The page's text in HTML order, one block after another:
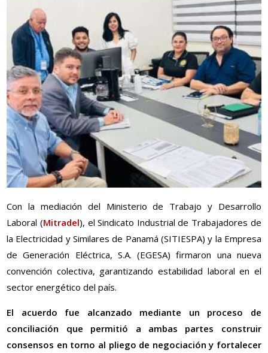
Con la mediación del Ministerio de Trabajo y Desarrollo
Laboral (Mitradel), el Sindicato Industrial de Trabajadores de
la Electricidad y Similares de Panamá (SITIESPA) y la Empresa
de Generación Eléctrica, S.A. (EGESA) firmaron una nueva
convención colectiva, garantizando estabilidad laboral en el
sector energético del país.
El acuerdo fue alcanzado mediante un proceso de
conciliación que permitió a ambas partes construir
consensos en torno al pliego de negociación y fortalecer